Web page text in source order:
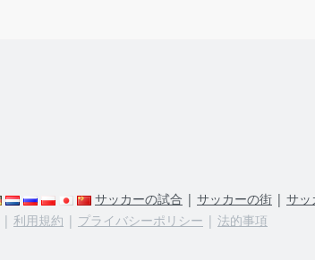
サッカーの試合 | サッカーの街 | サッ
| 利用規約 | プライバシーポリシー | 法的事項